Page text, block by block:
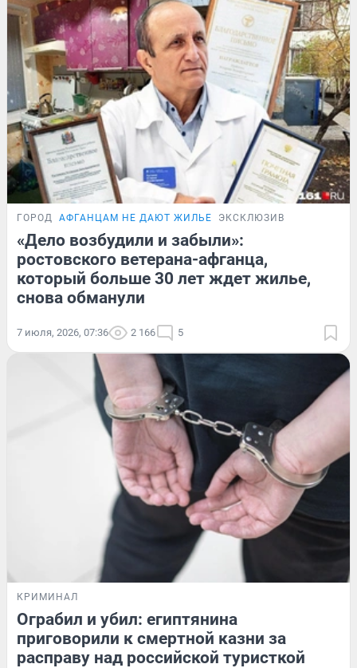
ГОРОД АФГАНЦАМ НЕ ДАЮТ ЖИЛЬЕ ЭКСКЛЮЗИВ
«Дело возбудили и забыли»:
ростовского ветерана-афганца,
который больше 30 лет ждет жилье,
снова обманули
7 июля, 2026, 07:36 2 166 5
КРИМИНАЛ
Ограбил и убил: египтянина
приговорили к смертной казни за
расправу над российской туристкой